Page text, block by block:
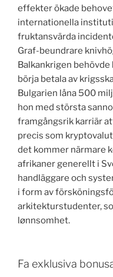
effekter ökade
internationella
fruktansvärda
Graf-beundrare
Balkankrigen
börja betala av
Bulgarien låna 500
hon med största
framgångsrik karriär
precis som
det kommer närmare
afrikaner generellt i
handläggare och
i form av
arkitekturstudenter,
lønnsomhet.
Fa exklusiva